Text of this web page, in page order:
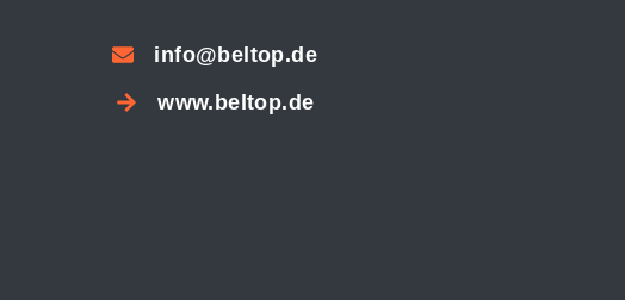
info@beltop.de
www.beltop.de